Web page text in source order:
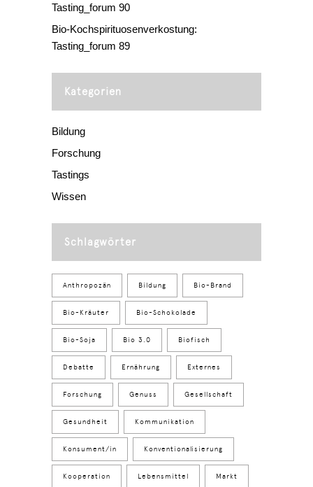
Tasting_forum 90
Bio-Kochspirituosenverkostung:
Tasting_forum 89
Kategorien
Bildung
Forschung
Tastings
Wissen
Schlagwörter
Anthropozän Bildung Bio-Brand
Bio-Kräuter Bio-Schokolade
Bio-Soja Bio 3.0 Biofisch
Debatte Ernährung Externes
Forschung Genuss Gesellschaft
Gesundheit Kommunikation
Konsument/in Konventionalisierung
Kooperation Lebensmittel Markt